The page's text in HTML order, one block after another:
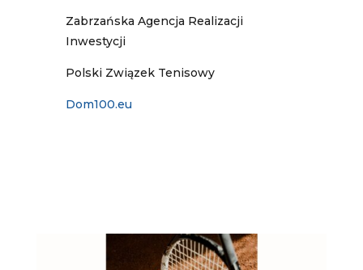
Zabrzańska Agencja Realizacji
Inwestycji
Polski Związek Tenisowy
Dom100.eu